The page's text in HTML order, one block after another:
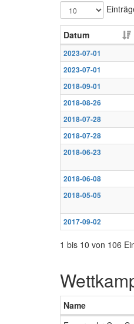
Datum
2023-07-01
2023-07-01
2018-09-01
2018-08-26
2018-07-28
2018-07-28
2018-06-23
2018-06-08
2018-05-05
2017-09-02
1 bis 10 von 106
Name